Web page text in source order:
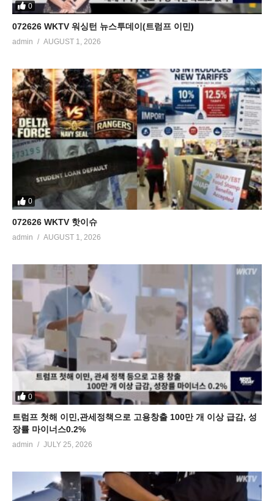
0
072626 WKTV 워싱턴 뉴스투데이(트럼프 이민)
admin AUGUST 1, 2026
0
072626 WKTV 핫이슈
admin AUGUST 1, 2026
0
트럼프 첫해 이민,관세정책으로 고용창출 100만 개 이상 급감, 성
장률 마이너스0.2%
admin JULY 25, 2026